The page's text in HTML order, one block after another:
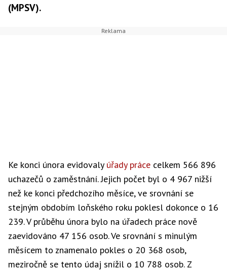
(MPSV).
Ke konci února evidovaly úřady práce celkem 566 896
uchazečů o zaměstnání. Jejich počet byl o 4 967 nižší
než ke konci předchozího měsíce, ve srovnání se
stejným obdobím loňského roku poklesl dokonce o 16
239. V průběhu února bylo na úřadech práce nově
zaevidováno 47 156 osob. Ve srovnání s minulým
měsícem to znamenalo pokles o 20 368 osob,
meziročně se tento údaj snížil o 10 788 osob. Z